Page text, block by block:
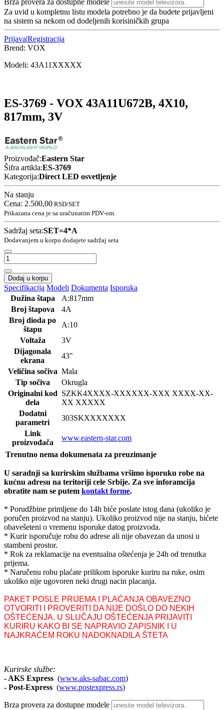
Brza provera za dostupne modele
Za uvid u kompletnu listu modela potrebno je da budete prijavljeni
na sistem sa nekom od dodeljenih korisiničkih grupa
Prijava|Registracija
Brend: VOX
Modeli: 43A11 XXXXX
ES-3769 - VOX 43A11U672B, 4X10,
817mm, 3V
Proizvođač:Eastern Star
Šifra artikla:ES-3769
Kategorija:Direct LED osvetljenje
Na stanju
Cena: 2.500,00 RSD/SET
Prikazana cena je sa uračunatim PDV-om.
Sadržaj seta:SET=4*A
Dodavanjem u korpu dodajete sadržaj seta
Dodaj u korpu
Specifikacija Modeli Dokumenta Isporuka
Dužina štapa
A:817mm
Broj štapova
4A
Broj dioda po
štapu
A:10
Voltaža
3V
Dijagonala
ekrana
43"
Veličina sočiva Mala
Tip sočiva
Okrugla
Originalni kod
dela
SZKK4XXXX-XXXXXX-XXX XXXX-XX-
XX XXXXX
Dodatni
parametri
303SKXXXXXXX
Link
proizvođača
www.eastern-star.com
Trenutno nema dokumenata za preuzimanje
U saradnji sa kurirskim službama vršimo isporuku robe na
kućnu adresu na teritoriji cele Srbije. Za sve inforamcija
obratite nam se putem kontakt forme.
* Porudžbine primljene do 14h biće poslate istog dana (ukoliko je
poručen proizvod na stanju). Ukoliko proizvod nije na stanju, bićete
obavešeteni o vremenu isporuke datog proizvoda.
* Kurir isporučuje robu do adrese ali nije obavezan da unosi u
stambeni prostor.
* Rok za reklamacije na eventualna oštećenja je 24h od trenutka
prijema.
* Naručenu robu plaćate prilikom isporuke kuriru na ruke, osim
ukoliko nije ugovoren neki drugi nacin placanja.
PAKET POSLE PRIJEMA I PLAĆANJA OBAVEZNO
OTVORITI I PROVERITI DA NIJE DOŠLO DO NEKIH
OŠTEĆENJA. U SLUČAJU OŠTEĆENJA PRIJAVITI
KURIRU KAKO BI SE NAPRAVIO ZAPISNIK I U
NAJKRAĆEM ROKU NADOKNADILA ŠTETA
Kurirske službe:
- AKS Express (www.aks-sabac.com)
- Post-Express (www.postexpress.rs)
Brza provera za dostupne modele